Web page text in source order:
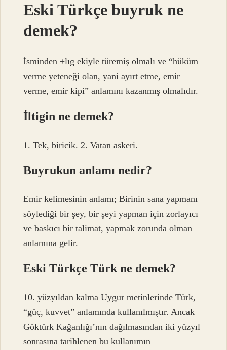
Eski Türkçe buyruk ne
demek?
İsminden +lıg ekiyle türemiş olmalı ve “hüküm
verme yeteneği olan, yani ayırt etme, emir
verme, emir kipi” anlamını kazanmış olmalıdır.
İltigin ne demek?
1. Tek, biricik. 2. Vatan askeri.
Buyrukun anlamı nedir?
Emir kelimesinin anlamı; Birinin sana yapmanı
söylediği bir şey, bir şeyi yapman için zorlayıcı
ve baskıcı bir talimat, yapmak zorunda olman
anlamına gelir.
Eski Türkçe Türk ne demek?
10. yüzyıldan kalma Uygur metinlerinde Türk,
“güç, kuvvet” anlamında kullanılmıştır. Ancak
Göktürk Kağanlığı’nın dağılmasından iki yüzyıl
sonrasına tarihlenen bu kullanımın